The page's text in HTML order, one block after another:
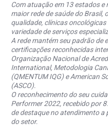
Com atuação em 13 estados e
maior rede de saúde do Brasil,
qualidade, clínicas oncológicas
variedade de serviços
A rede mantém seu padrão de
certificações reconhecidas
Organização Nacional de
International, Metodologia
(QMENTUM IQG) e American
(ASCO).
O reconhecimento do seu
Performer 2022, recebido por
de destaque no atendimento a
do setor.